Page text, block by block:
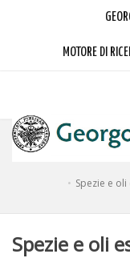
MOTORE DI
a cura dell'Accademia
Spezie e
Spezie e oli